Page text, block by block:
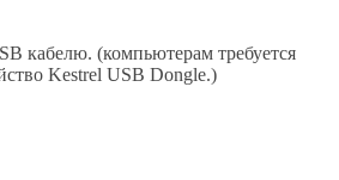
кабелю. (компьютерам требуется
Kestrel USB Dongle.)